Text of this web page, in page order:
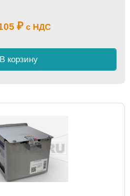
₽ с НДС
В корзину